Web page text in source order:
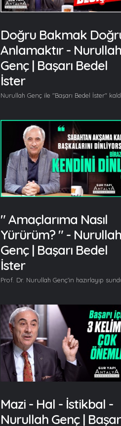
Doğru Bakmak
Anlamaktır - Nurullah
Genç | Başarı Bedel
İster
" Amaçlarıma Nasıl
Yürürüm? " - Nurullah
Genç | Başarı Bedel
İster
Mazi - Hal - İstikbal -
Nurullah Genç |